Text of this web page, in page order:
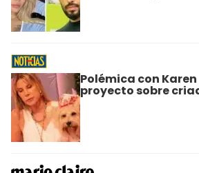
Polémica con
proyecto sobre